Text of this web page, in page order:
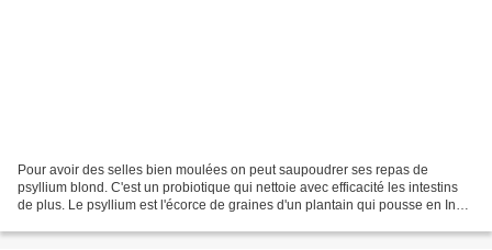
Pour avoir des selles bien moulées on peut saupoudrer ses repas de
psyllium blond. C'est un probiotique qui nettoie avec efficacité les intestins
de plus. Le psyllium est l'écorce de graines d'un plantain qui pousse en Inde.